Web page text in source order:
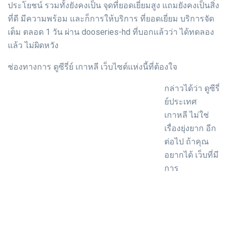
ประโยชน์ รวมทั้งยังคงเป็น จุดที่ยอดเยี่ยมสูง แถมยังคงเป็นสิ่ง
ที่ดี มีความพร้อม และก็การให้บริการ ที่ยอดเยี่ยม บริการจัด
เต็ม ตลอด 1 วัน ผ่าน dooseries-hd ที่บอกแล้วว่า ได้ทดลอง
แล้ว ไม่ผิดหวัง
ช่องทางการ ดูซีรี่ย์ เกาหลี เว็บไซต์แห่งนี้ที่ต้องใจ
กล่าวได้ว่า ดูซีรี่
ย์ประเทศ
เกาหลี ไม่ใช่
เรื่องยุ่งยาก อีก
ต่อไป ถ้าคุณ
อยากได้ เว็บที่มี
การ